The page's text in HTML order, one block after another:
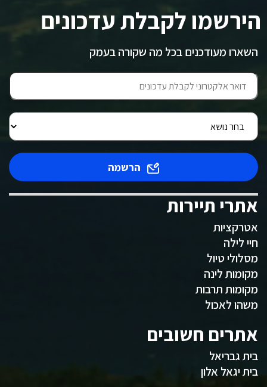
הירשמו לקבלת עדכונים
השארו מעודכנים בכל מה שקורה בעמק
הרשמה
אתרי תיירות
אטרקציות
חיי לילה
מסלולי טיול
מקומות לינה
מקומות תרבות
משהו לאכול
אתרים חשובים
בית גבריאל
בית יגאל אלון